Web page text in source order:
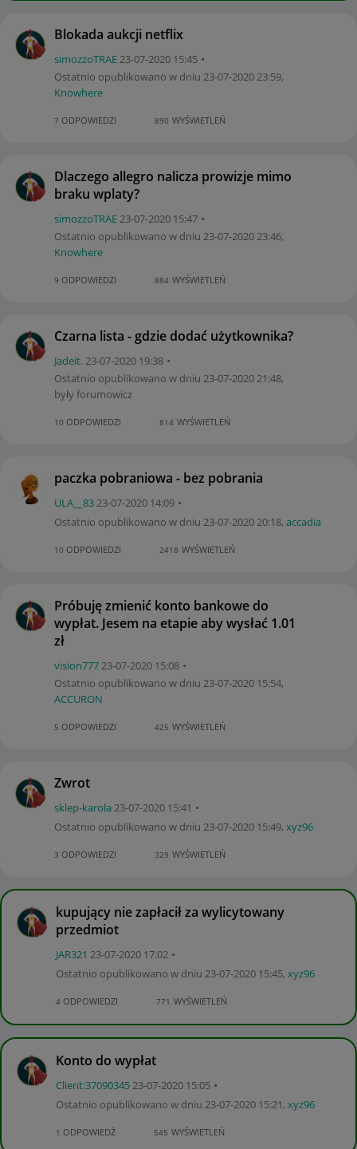
Blokada aukcji netflix
simozzoTRAE‎23-07-2020 15:45
Ostatnio opublikowano w dniu ‎23-07-202023:59,
Knowhere
7 ODPOWIEDZI 890 WYŚWIETLEŃ
Dlaczego allegro nalicza prowizje mimo
braku wplaty?
simozzoTRAE‎23-07-2020 15:47
Ostatnio opublikowano w dniu ‎23-07-202023:46,
Knowhere
9 ODPOWIEDZI 884 WYŚWIETLEŃ
Czarna lista - gdzie dodać użytkownika?
Jadeit.‎23-07-2020 19:38
Ostatnio opublikowano w dniu ‎23-07-202021:48,
były forumowicz
10 ODPOWIEDZI 814 WYŚWIETLEŃ
paczka pobraniowa - bez pobrania
ULA__83‎23-07-2020 14:09
Ostatnio opublikowano w dniu ‎23-07-202020:18, accadia
10 ODPOWIEDZI 2418 WYŚWIETLEŃ
Próbuję zmienić konto bankowe do
wypłat. Jesem na etapie aby wysłać 1.01
zł
vision777‎23-07-2020 15:08
Ostatnio opublikowano w dniu ‎23-07-2020 15:54,
ACCURON
5 ODPOWIEDZI 425 WYŚWIETLEŃ
Zwrot
sklep-karola ‎23-07-2020 15:41
Ostatnio opublikowano w dniu ‎23-07-2020 15:49, xyz96
3 ODPOWIEDZI 329 WYŚWIETLEŃ
kupujący nie zapłacił za wylicytowany
przedmiot
JAR321 ‎23-07-2020 17:02
Ostatnio opublikowano w dniu ‎23-07-2020 15:45, xyz96
4 ODPOWIEDZI 771 WYŚWIETLEŃ
Konto do wypłat
Client:37090345‎23-07-2020 15:05
Ostatnio opublikowano w dniu ‎23-07-2020 15:21, xyz96
1 ODPOWIEDŹ 545 WYŚWIETLEŃ